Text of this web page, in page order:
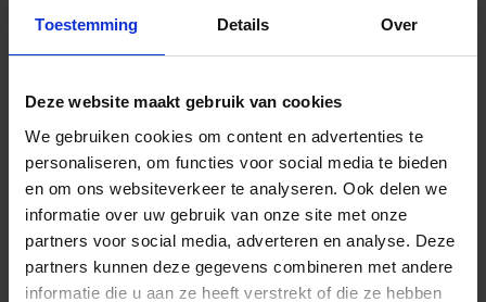
Toestemming Details Over
Deze website maakt gebruik van cookies
We gebruiken cookies om content en advertenties te
personaliseren, om functies voor social media te bieden
en om ons websiteverkeer te analyseren. Ook delen we
informatie over uw gebruik van onze site met onze
partners voor social media, adverteren en analyse. Deze
partners kunnen deze gegevens combineren met andere
informatie die u aan ze heeft verstrekt of die ze hebben
Primers
Siliconenkitten